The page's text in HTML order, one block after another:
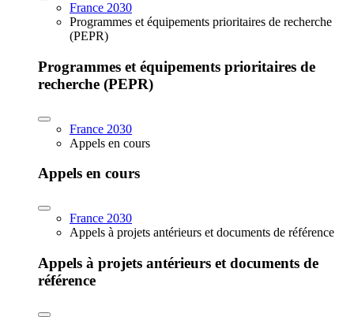
France 2030
Programmes et équipements prioritaires de recherche
(PEPR)
Programmes et équipements prioritaires de
recherche (PEPR)
France 2030
Appels en cours
Appels en cours
France 2030
Appels à projets antérieurs et documents de référence
Appels à projets antérieurs et documents de
référence